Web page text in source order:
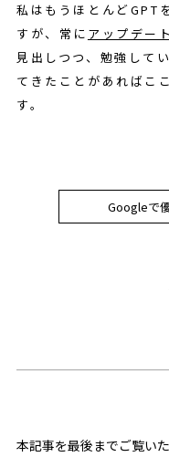
私はもうほとんどGPT
すが、常に アップデート
見出しつつ、勉強して
てきたことがあればこ
す。
Googleで
本記事を最後までご覧い